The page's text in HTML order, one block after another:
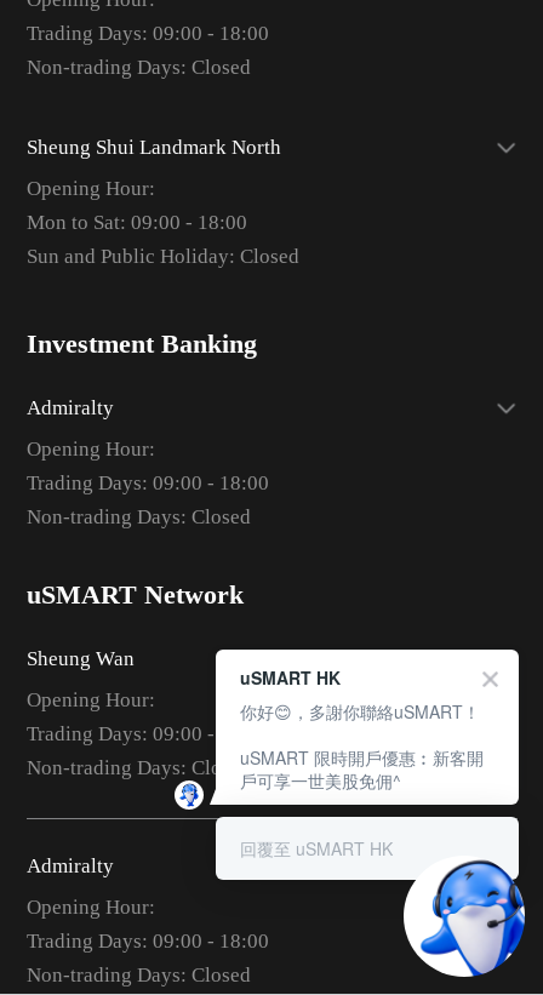
Trading Days: 09:00 - 18:00
Non-trading Days: Closed
Sheung Shui Landmark North
Opening Hour:
Mon to Sat: 09:00 - 18:00
Sun and Public Holiday: Closed
Investment Banking
Admiralty
Opening Hour:
Trading Days: 09:00 - 18:00
Non-trading Days: Closed
uSMART Network
Sheung Wan
Opening Hour:
Trading Days: 09:00 - 18:00
Non-trading Days: Closed
Admiralty
Opening Hour:
Trading Days: 09:00 - 18:00
Non-trading Days: Closed
uSMART HK
你好😊，多謝你聯絡uSMART！
uSMART 限時開戶優惠︰新客開
戶可享一世美股免佣^
回覆至 uSMART HK